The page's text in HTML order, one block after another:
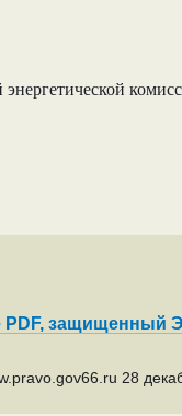
PDF, защищенный
28